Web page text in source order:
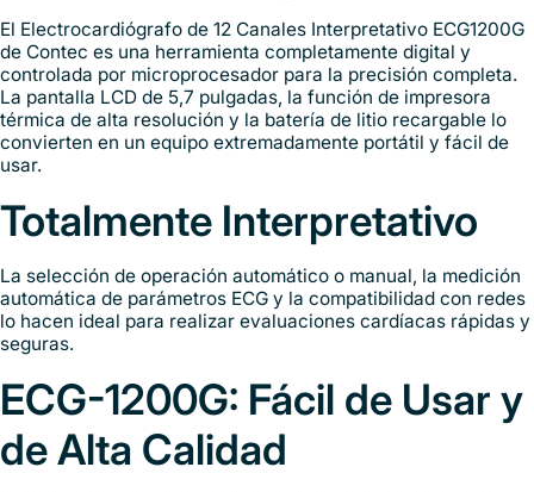
El Electrocardiógrafo de 12 Canales Interpretativo ECG1200G
de Contec es una herramienta completamente digital y
controlada por microprocesador para la precisión completa.
La pantalla LCD de 5,7 pulgadas, la función de impresora
térmica de alta resolución y la batería de litio recargable lo
convierten en un equipo extremadamente portátil y fácil de
usar.
Totalmente Interpretativo
La selección de operación automático o manual, la medición
automática de parámetros ECG y la compatibilidad con redes
lo hacen ideal para realizar evaluaciones cardíacas rápidas y
seguras.
ECG-1200G: Fácil de Usar y
de Alta Calidad